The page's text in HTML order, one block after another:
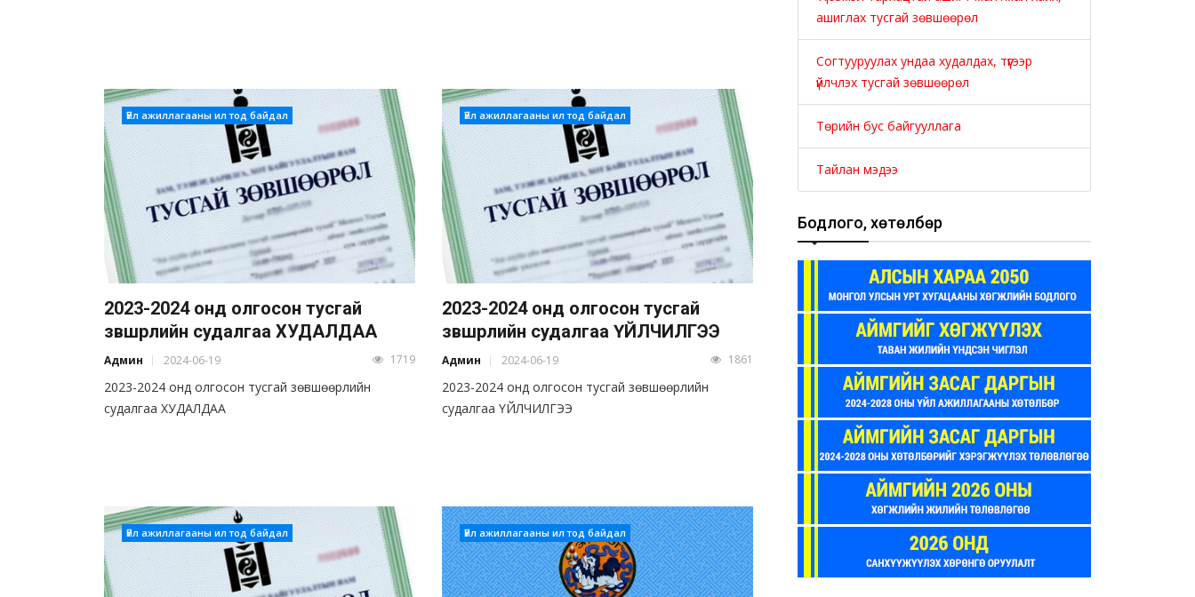
Үйл ажиллагааны ил тод байдал
2023-2024 онд олгосон тусгай
зөвшөөрлийн судалгаа ХУДАЛДАА
Админ 2024-06-19 1719
2023-2024 онд олгосон тусгай зөвшөөрлийн
судалгаа ХУДАЛДАА
Үйл ажиллагааны ил тод байдал
2023-2024 онд олгосон тусгай
зөвшөөрлийн судалгаа ҮЙЛЧИЛГЭЭ
Админ 2024-06-19 1861
2023-2024 онд олгосон тусгай зөвшөөрлийн
судалгаа ҮЙЛЧИЛГЭЭ
Үйл ажиллагааны ил тод байдал Үйл ажиллагааны ил тод байдал
ашиглах тусгай зөвшөөрөл
Согтууруулах ундаа худалдах, түүгээр
үйлчлэх тусгай зөвшөөрөл
Төрийн бус байгууллага
Тайлан мэдээ
Бодлого, хөтөлбөр